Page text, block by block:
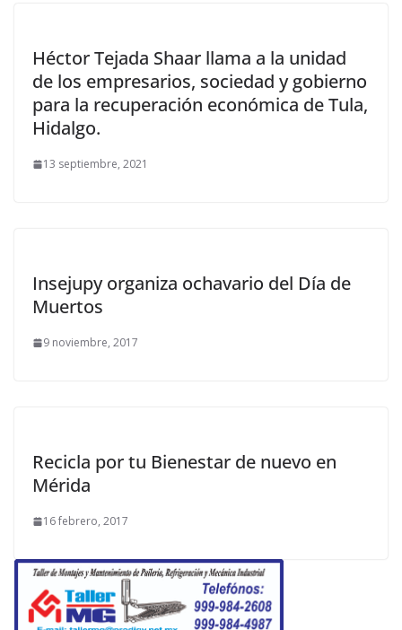
Héctor Tejada Shaar llama a la unidad
de los empresarios, sociedad y gobierno
para la recuperación económica de Tula,
Hidalgo.
13 septiembre, 2021
Insejupy organiza ochavario del Día de
Muertos
9 noviembre, 2017
Recicla por tu Bienestar de nuevo en
Mérida
16 febrero, 2017